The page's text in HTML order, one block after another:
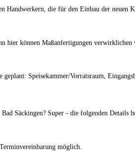
die für den Einbau der neuen
hier können Maßanfertigungen verwirklichen
Speisekammer/Vorratsraum,
Säckingen? Super - die folgenden Details
möglich.